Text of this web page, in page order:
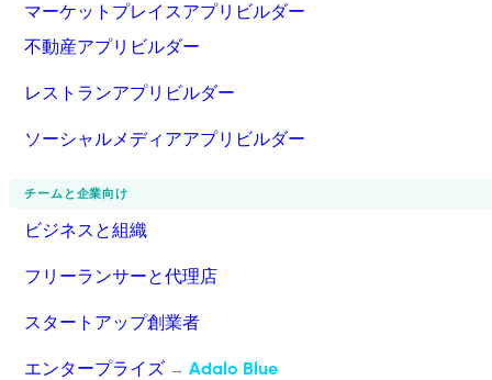
マーケットプレイスアプリビルダー
不動産アプリビルダー
レストランアプリビルダー
ソーシャルメディアアプリビルダー
チームと企業向け
ビジネスと組織
フリーランサーと代理店
スタートアップ創業者
エンタープライズ → Adalo Blue